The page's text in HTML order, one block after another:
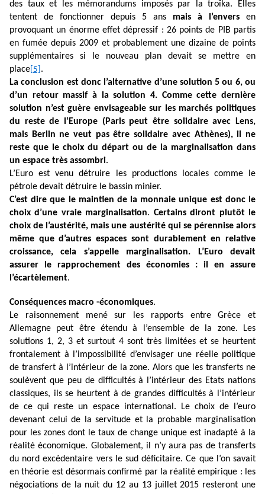
des taux et les mémorandums imposés par la troïka. Elles
tentent de fonctionner depuis 5 ans mais à l’envers en
provoquant un énorme effet dépressif : 26 points de PIB partis
en fumée depuis 2009 et probablement une dizaine de points
supplémentaires si le nouveau plan devait se mettre en
place [5] .
La conclusion est donc l’alternative d’une solution 5 ou 6, ou
d’un retour massif à la solution 4. Comme cette dernière
solution n’est guère envisageable sur les marchés politiques
du reste de l’Europe (Paris peut être solidaire avec Lens,
mais Berlin ne veut pas être solidaire avec Athènes), il ne
reste que le choix du départ ou de la marginalisation dans
un espace très assombri.
L’Euro est venu détruire les productions locales comme le
pétrole devait détruire le bassin minier.
C’est dire que le maintien de la monnaie unique est donc le
choix d’une vraie marginalisation. Certains diront plutôt le
choix de l’austérité, mais une austérité qui se pérennise alors
même que d’autres espaces sont durablement en relative
croissance, cela s’appelle marginalisation. L’Euro devait
assurer le rapprochement des économies : il en assure
l’écartèlement.
Conséquences macro -économiques.
Le raisonnement mené sur les rapports entre Grèce et
Allemagne peut être étendu à l’ensemble de la zone. Les
solutions 1, 2, 3 et surtout 4 sont très limitées et se heurtent
frontalement à l’impossibilité d’envisager une réelle politique
de transfert à l’intérieur de la zone. Alors que les transferts ne
soulèvent que peu de difficultés à l’intérieur des Etats nations
classiques, ils se heurtent à de grandes difficultés à l’intérieur
de ce qui reste un espace international. Le choix de l’euro
devenant celui de la servitude et la probable marginalisation
pour les zones dont le taux de change unique est inadapté à la
réalité économique. Globalement, il n’y aura pas de transferts
du nord excédentaire vers le sud déficitaire. Ce que l’on savait
en théorie est désormais confirmé par la réalité empirique : les
négociations de la nuit du 12 au 13 juillet 2015 resteront une